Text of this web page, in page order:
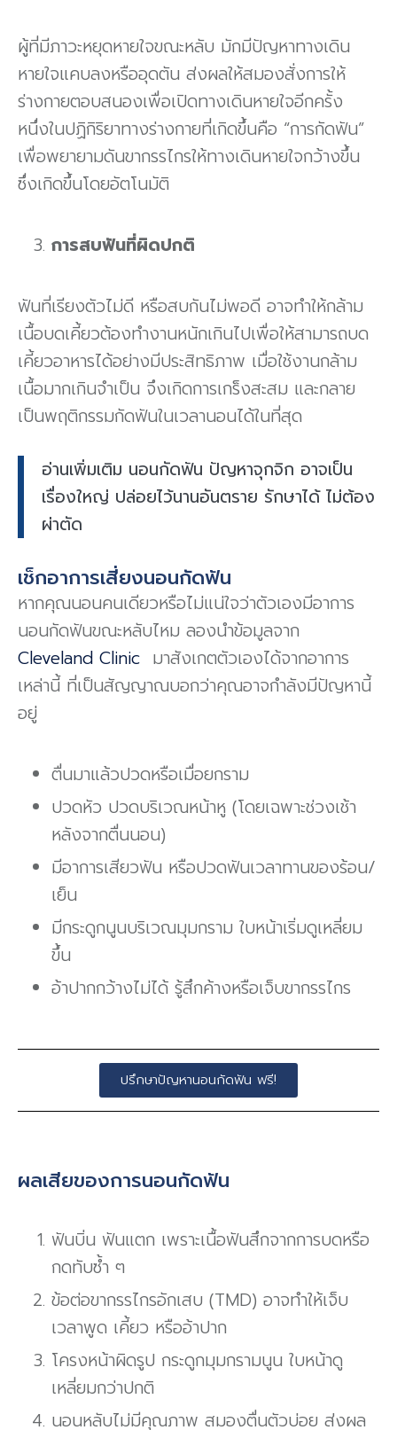
ผู้ที่มีภาวะหยุดหายใจขณะหลับ มักมีปัญหาทางเดิน
หายใจแคบลงหรืออุดตัน ส่งผลให้สมองสั่งการให้
ร่างกายตอบสนองเพื่อเปิดทางเดินหายใจอีกครั้ง
หนึ่งในปฏิกิริยาทางร่างกายที่เกิดขึ้นคือ “การกัดฟัน”
เพื่อพยายามดันขากรรไกรให้ทางเดินหายใจกว้างขึ้น
ซึ่งเกิดขึ้นโดยอัตโนมัติ
การสบฟันที่ผิดปกติ
ฟันที่เรียงตัวไม่ดี หรือสบกันไม่พอดี อาจทำให้กล้าม
เนื้อบดเคี้ยวต้องทำงานหนักเกินไปเพื่อให้สามารถบด
เคี้ยวอาหารได้อย่างมีประสิทธิภาพ เมื่อใช้งานกล้าม
เนื้อมากเกินจำเป็น จึงเกิดการเกร็งสะสม และกลาย
เป็นพฤติกรรมกัดฟันในเวลานอนได้ในที่สุด
อ่านเพิ่มเติม นอนกัดฟัน ปัญหาจุกจิก อาจเป็น
เรื่องใหญ่ ปล่อยไว้นานอันตราย รักษาได้ ไม่ต้อง
ผ่าตัด
เช็กอาการเสี่ยงนอนกัดฟัน
หากคุณนอนคนเดียวหรือไม่แน่ใจว่าตัวเองมีอาการ
นอนกัดฟันขณะหลับไหม ลองนำข้อมูลจาก
Cleveland Clinic มาสังเกตตัวเองได้จากอาการ
เหล่านี้ ที่เป็นสัญญาณบอกว่าคุณอาจกำลังมีปัญหานี้
อยู่
ตื่นมาแล้วปวดหรือเมื่อยกราม
ปวดหัว ปวดบริเวณหน้าหู (โดยเฉพาะช่วงเช้า
หลังจากตื่นนอน)
มีอาการเสียวฟัน หรือปวดฟันเวลาทานของร้อน/
เย็น
มีกระดูกนูนบริเวณมุมกราม ใบหน้าเริ่มดูเหลี่ยม
ขึ้น
อ้าปากกว้างไม่ได้ รู้สึกค้างหรือเจ็บขากรรไกร
ปรึกษาปัญหานอนกัดฟัน ฟรี!
ผลเสียของการนอนกัดฟัน
ฟันบิ่น ฟันแตก เพราะเนื้อฟันสึกจากการบดหรือ
กดทับซ้ำ ๆ
ข้อต่อขากรรไกรอักเสบ (TMD) อาจทำให้เจ็บ
เวลาพูด เคี้ยว หรืออ้าปาก
โครงหน้าผิดรูป กระดูกมุมกรามนูน ใบหน้าดู
เหลี่ยมกว่าปกติ
นอนหลับไม่มีคุณภาพ สมองตื่นตัวบ่อย ส่งผล